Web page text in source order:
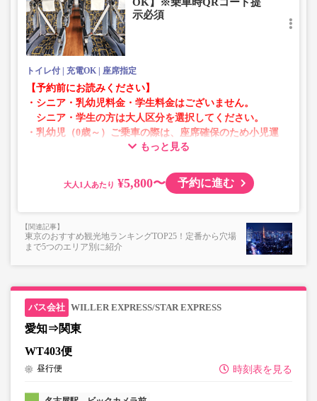
示必須
トイレ付 充電OK 座席指定
【予約前にお読みください】
・シニア・乳幼児料金・学生料金はございません。
シニア・学生の方は大人区分を選択してください。
・乳幼児（0歳～）ご乗車の際は、座席確保のため小児運
賃での乗車券が必要です。
・AM1時～5時の間はシステムメンテナンスの為ご予約が
・在庫の状況はリアルタイムの表示ではございません。
※売り切れの場合でも残数が表示される場合がありま
す。
・一部取り扱いのない停留所がある場合がございます。
ントタイプでのご用意となります。
・増便や車両整備等の都合により、予告なく車両・シート
もっと見る
大人 ¥5,800〜 予約に進む
東京のおすすめ観光地ランキングTOP25！定番から穴場
まで5つのエリア別に紹介
WILLER EXPRESS/STAR EXPRESS
愛知⇒関東
WT403便
時刻表を見る
昼行便